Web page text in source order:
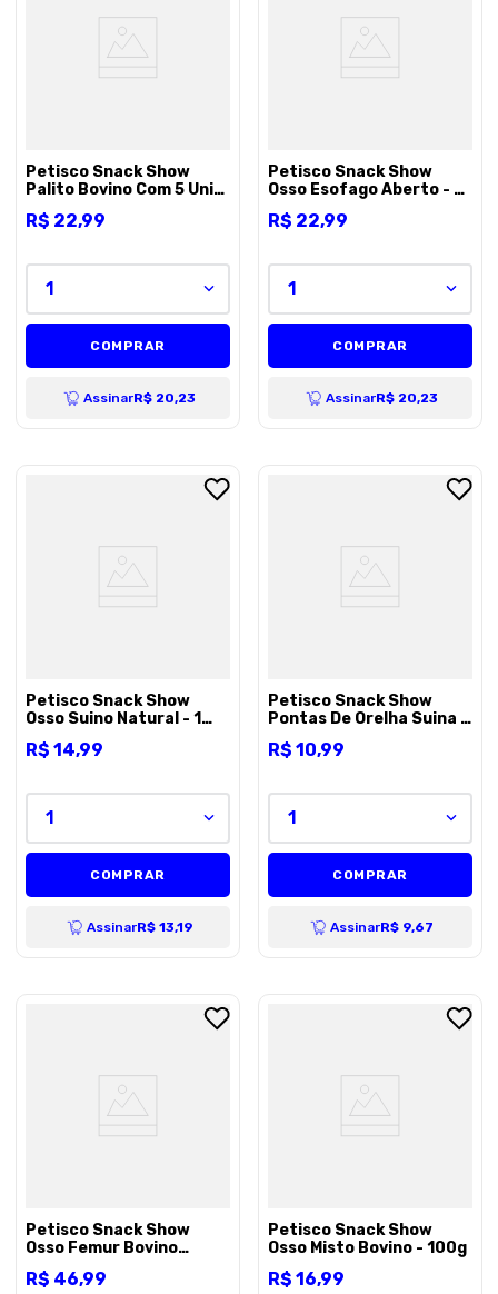
Petisco Snack Show
Palito Bovino Com 5 Unid
R$ 22,99
1
COMPRAR
AssinarR$ 20,23
Petisco Snack Show
Osso Esofago Aberto - 5
R$ 22,99
1
COMPRAR
AssinarR$ 20,23
Petisco Snack Show
Osso Suino Natural - 1
R$ 14,99
1
COMPRAR
AssinarR$ 13,19
Petisco Snack Show
Pontas De Orelha Suina -
R$ 10,99
1
COMPRAR
AssinarR$ 9,67
Petisco Snack Show
Osso Femur Bovino
R$ 46,99
Petisco Snack Show
Osso Misto Bovino - 100g
R$ 16,99